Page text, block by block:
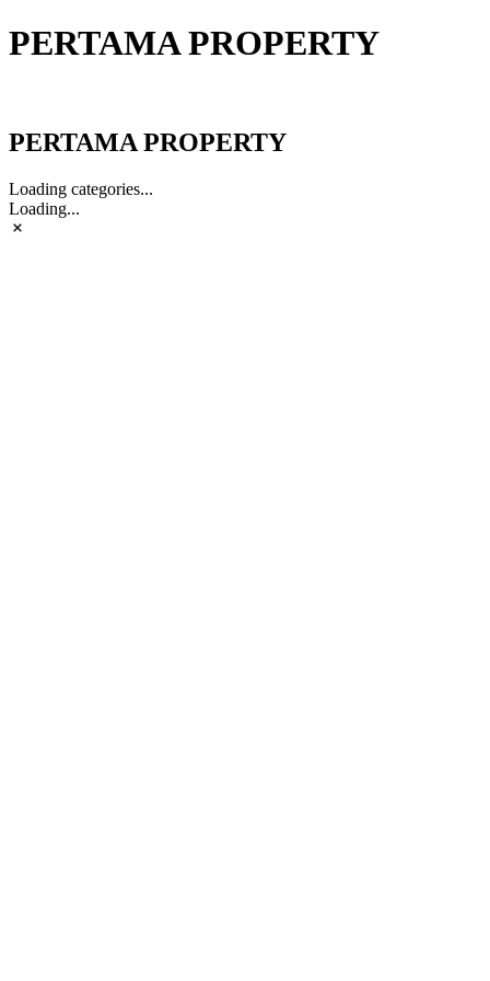
PERTAMA PROPERTY
PERTAMA PROPERTY
Loading categories...
Loading...